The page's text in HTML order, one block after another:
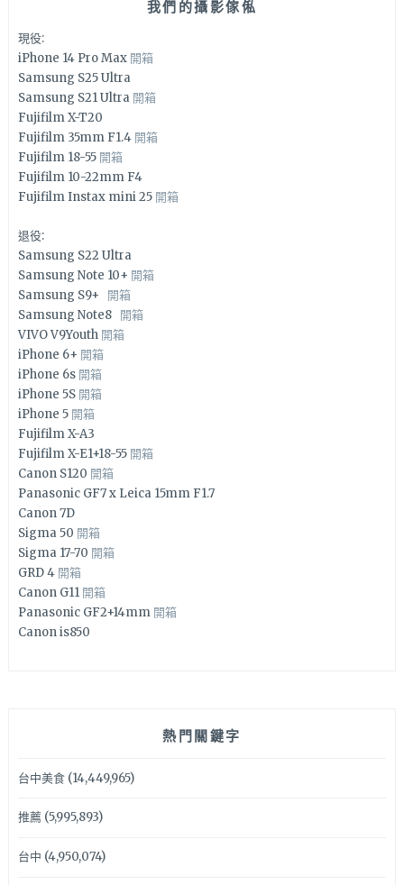
我們的攝影傢俬
現役:
iPhone 14 Pro Max 開箱
Samsung S25 Ultra
Samsung S21 Ultra 開箱
Fujifilm X-T20
Fujifilm 35mm F1.4 開箱
Fujifilm 18-55 開箱
Fujifilm 10-22mm F4
Fujifilm Instax mini 25 開箱
退役:
Samsung S22 Ultra
Samsung Note 10+ 開箱
Samsung S9+ 開箱
Samsung Note8 開箱
VIVO V9Youth 開箱
iPhone 6+ 開箱
iPhone 6s 開箱
iPhone 5S 開箱
iPhone 5 開箱
Fujifilm X-A3
Fujifilm X-E1+18-55 開箱
Canon S120 開箱
Panasonic GF7 x Leica 15mm F1.7
Canon 7D
Sigma 50 開箱
Sigma 17-70 開箱
GRD 4 開箱
Canon G11 開箱
Panasonic GF2+14mm 開箱
Canon is850
熱門關鍵字
台中美食(14,449,965)
推薦(5,995,893)
台中 (4,950,074)